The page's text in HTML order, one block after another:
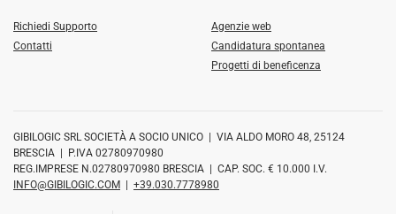
Richiedi Supporto
Contatti
Agenzie web
Candidatura spontanea
Progetti di beneficenza
GIBILOGIC SRL SOCIETÀ A SOCIO UNICO | VIA ALDO MORO 48, 25124
BRESCIA | P.IVA 02780970980
REG.IMPRESE N.02780970980 BRESCIA | CAP. SOC. € 10.000 I.V.
INFO@GIBILOGIC.COM
+39.030.7778980